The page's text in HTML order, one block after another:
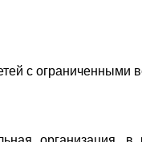
с ограниченными